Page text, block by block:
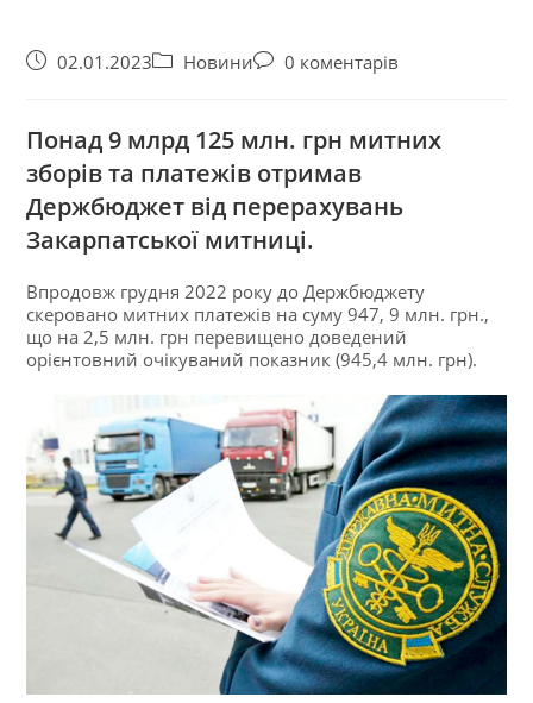
02.01.2023 Новини 0 коментарів
Понад 9 млрд 125 млн. грн митних
зборів та платежів отримав
Держбюджет від перерахувань
Закарпатської митниці.
Впродовж грудня 2022 року до Держбюджету
скеровано митних платежів на суму 947, 9 млн. грн.,
що на 2,5 млн. грн перевищено доведений
орієнтовний очікуваний показник (945,4 млн. грн).